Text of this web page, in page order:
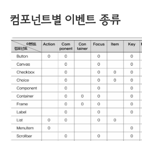
컴포넌트별 이벤트 종류